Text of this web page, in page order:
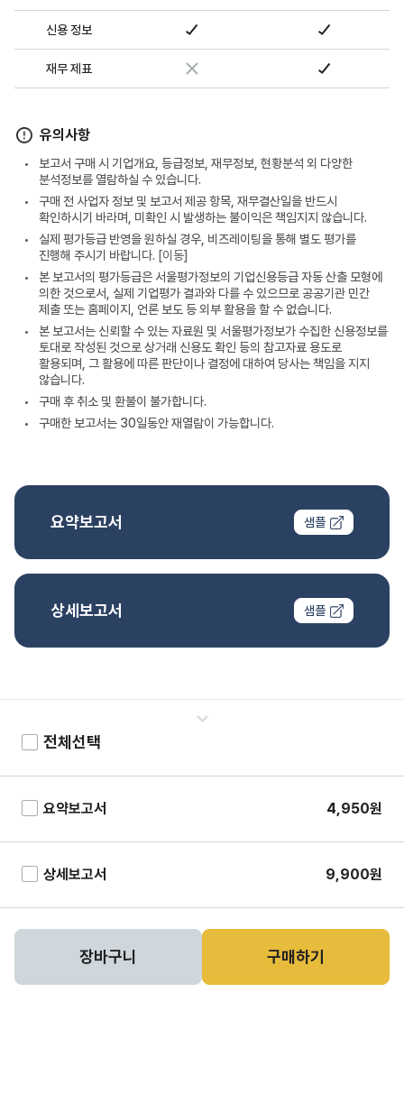
신용 정보
재무 제표
유의사항
보고서 구매 시 기업개요, 등급정보, 재무정보, 현황분석 외 다양한
분석정보를 열람하실 수 있습니다.
구매 전 사업자 정보 및 보고서 제공 항목, 재무결산일을 반드시
확인하시기 바라며, 미확인 시 발생하는 불이익은 책임지지 않습니다.
실제 평가등급 반영을 원하실 경우, 비즈레이팅을 통해 별도 평가를
진행해 주시기 바랍니다. [이동]
본 보고서의 평가등급은 서울평가정보의 기업신용등급 자동 산출 모형에
의한 것으로서, 실제 기업평가 결과와 다를 수 있으므로 공공기관 민간
제출 또는 홈페이지, 언론 보도 등 외부 활용을 할 수 없습니다.
본 보고서는 신뢰할 수 있는 자료원 및 서울평가정보가 수집한 신용정보를
토대로 작성된 것으로 상거래 신용도 확인 등의 참고자료 용도로
활용되며, 그 활용에 따른 판단이나 결정에 대하여 당사는 책임을 지지
않습니다.
구매 후 취소 및 환불이 불가합니다.
구매한 보고서는 30일동안 재열람이 가능합니다.
요약보고서 샘플
상세보고서 샘플
전체선택
요약보고서 4,950원
상세보고서 9,900원
장바구니 구매하기